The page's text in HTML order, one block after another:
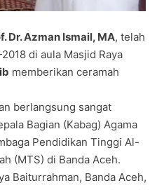
Dr. Azman Ismail, MA, telah
di aula Masjid Raya
memberikan ceramah
berlangsung sangat
Bagian (Kabag) Agama
Pendidikan Tinggi Al-
(MTS) di Banda Aceh.
Baiturrahman, Banda Aceh,